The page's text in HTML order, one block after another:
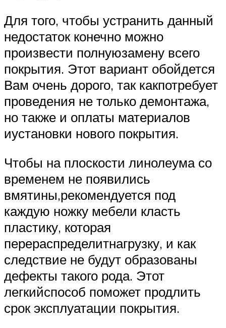
Для того, чтобы устранить данный
недостаток конечно можно
произвести полнуюзамену всего
покрытия. Этот вариант обойдется
Вам очень дорого, так какпотребует
проведения не только демонтажа,
но также и оплаты материалов
иустановки нового покрытия.
Чтобы на плоскости линолеума со
временем не появились
вмятины,рекомендуется под
каждую ножку мебели класть
пластику, которая
перераспределитнагрузку, и как
следствие не будут образованы
дефекты такого рода. Этот
легкийспособ поможет продлить
срок эксплуатации покрытия.